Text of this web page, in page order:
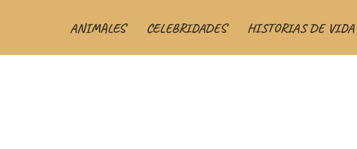
ANIMALES CELEBRIDADES HISTORIAS DE VIDA